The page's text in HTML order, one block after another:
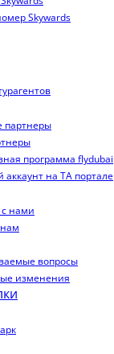
Skywards
партнеры
программа flydubai
аккаунт на TA портале
нами
вопросы
изменения